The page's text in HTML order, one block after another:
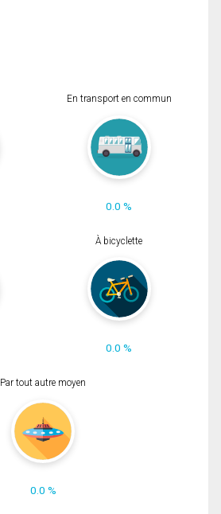
En transport en commun
0.0 %
À bicyclette
0.0 %
Par tout autre moyen
0.0 %